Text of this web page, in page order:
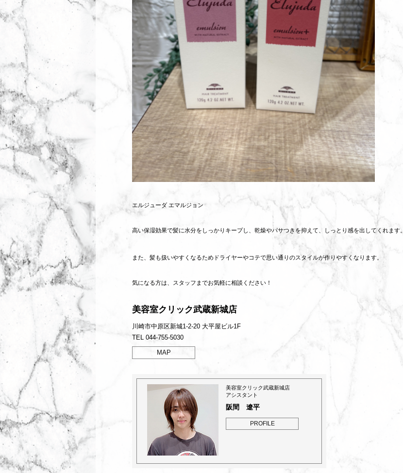
エルジューダ エマルジョン
高い保湿効果で髪に水分をしっかりキープし、乾燥やパサつきを抑えて、しっとり感を出してくれます。
また、髪も扱いやすくなるためドライヤーやコテで思い通りのスタイルが作りやすくなります。
気になる方は、スタッフまでお気軽に相談ください！
美容室クリック武蔵新城店
川崎市中原区新城1-2-20 大平屋ビル1F
TEL 044-755-5030
MAP
美容室クリック武蔵新城店
アシスタント
阪間 遼平
PROFILE